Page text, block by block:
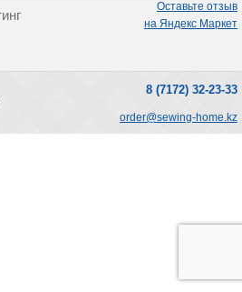
Оставьте отзыв
на Яндекс Маркет
8 (7172) 32-23-33
order@sewing-home.kz